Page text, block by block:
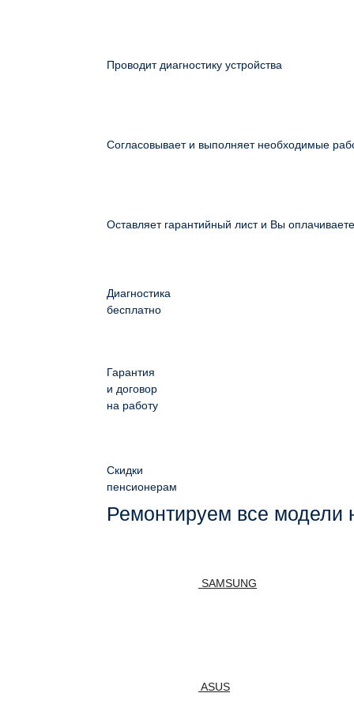
Проводит диагностику устройства
Согласовывает и выполняет необходимые
Оставляет гарантийный лист и Вы оплачиваете
Диагностика
бесплатно
Гарантия
и договор
на работу
Скидки
пенсионерам
Ремонтируем все модели
SAMSUNG
ASUS